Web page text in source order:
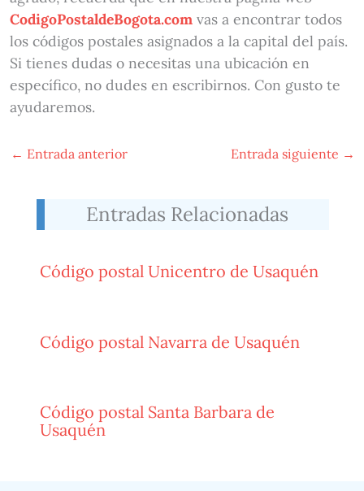
CodigoPostaldeBogota.comvas a encontrar todos
los códigos postales asignados a la capital del país.
Si tienes dudas o necesitas una ubicación en
específico, no dudes en escribirnos. Con gusto te
ayudaremos.
← Entrada anterior Entrada siguiente →
Entradas Relacionadas
Código postal Unicentro de Usaquén
Código postal Navarra de Usaquén
Código postal Santa Barbara de
Usaquén